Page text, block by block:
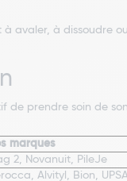
avaler, à dissoudre
de prendre soin de
marques
2, Novanuit, PileJe
Alvityl, Bion,